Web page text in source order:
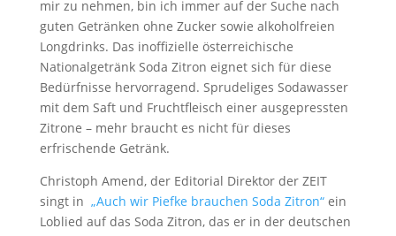
mir zu nehmen, bin ich immer auf der Suche nach
guten Getränken ohne Zucker sowie alkoholfreien
Longdrinks. Das inoffizielle österreichische
Nationalgetränk Soda Zitron eignet sich für diese
Bedürfnisse hervorragend. Sprudeliges Sodawasser
mit dem Saft und Fruchtfleisch einer ausgepressten
Zitrone – mehr braucht es nicht für dieses
erfrischende Getränk.
Christoph Amend, der Editorial Direktor der ZEIT
singt in „Auch wir Piefke brauchen Soda Zitron“ein
Loblied auf das Soda Zitron, das er in der deutschen